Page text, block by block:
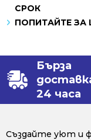
СРОК
ПОПИТАЙТЕ ЗА
Бърза
24 часа
Създайте уют и